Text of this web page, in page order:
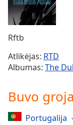
Time0:00
Duration-:-
Loaded
Stream
TypeLIVE
live,
currently
liveLIVE
Rftb
Atlikėjas: RTD
Albumas: The
Buvo
Portugalija